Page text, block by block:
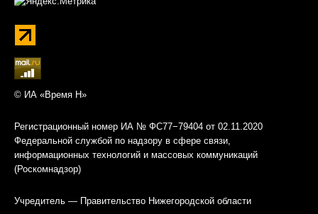
© ИА «Время Н»
Регистрационный номер ИА № ФС77−79404 от 02.11.2020
Федеральной службой по надзору в сфере связи,
информационных технологий и массовых коммуникаций
(Роскомнадзор)
Учредитель — Правительство Нижегородской области